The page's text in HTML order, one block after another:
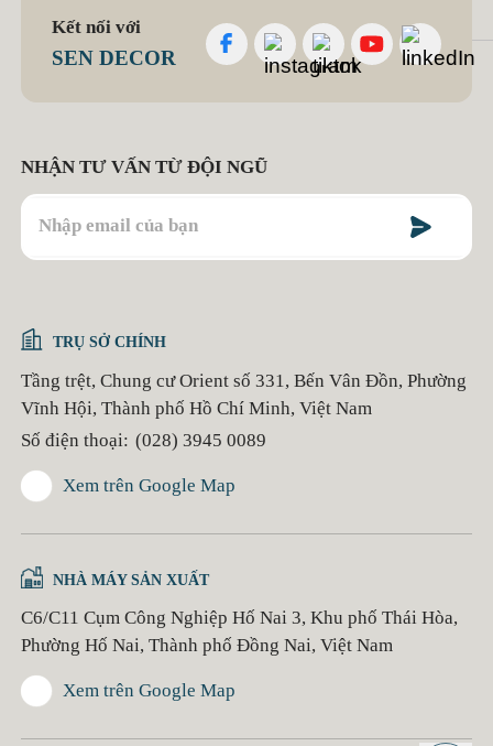
NHẬN TƯ VẤN TỪ ĐỘI NGŨ
Kết nối với
SEN DECOR
TRỤ SỞ CHÍNH
Tầng trệt, Chung cư Orient số 331, Bến Vân Đồn, Phường
Vĩnh Hội, Thành phố Hồ Chí Minh, Việt Nam
Số điện thoại: (028) 3945 0089
Xem trên Google Map
NHÀ MÁY SẢN XUẤT
C6/C11 Cụm Công Nghiệp Hố Nai 3, Khu phố Thái Hòa,
Phường Hố Nai, Thành phố Đồng Nai, Việt Nam
Xem trên Google Map